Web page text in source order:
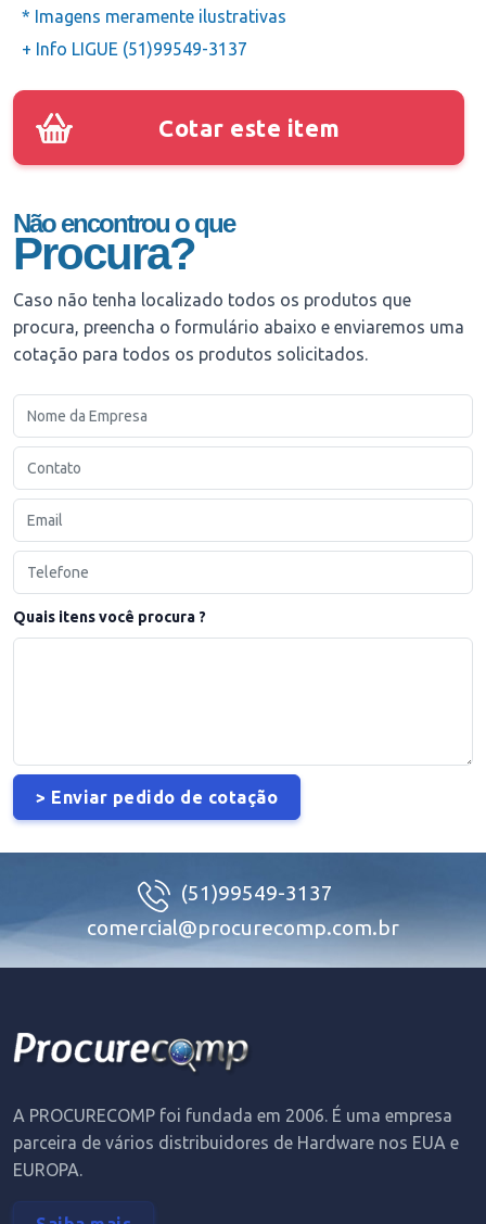
* Imagens meramente ilustrativas
+ Info LIGUE (51)99549-3137
Cotar este item
Não encontrou o que
Procura?
Caso não tenha localizado todos os produtos que
procura, preencha o formulário abaixo e enviaremos uma
cotação para todos os produtos solicitados.
Quais itens você procura ?
(51)99549-3137
comercial@procurecomp.com.br
A PROCURECOMP foi fundada em 2006. É uma empresa
parceira de vários distribuidores de Hardware nos EUA e
EUROPA.